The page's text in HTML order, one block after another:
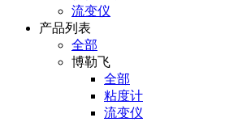
流变仪
产品列表
全部
博勒飞
全部
粘度计
流变仪